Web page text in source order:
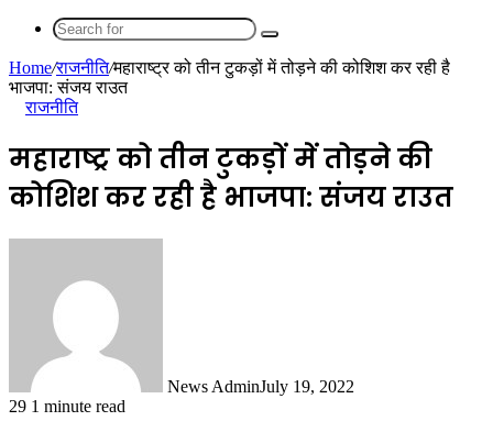
Search
for
Home/राजनीति/महाराष्ट्र को तीन टुकड़ों में तोड़ने की कोशिश कर रही है
भाजपा: संजय राउत
राजनीति
महाराष्ट्र को तीन टुकड़ों में तोड़ने की
कोशिश कर रही है भाजपा: संजय राउत
News AdminJuly 19, 2022
29 1 minute read